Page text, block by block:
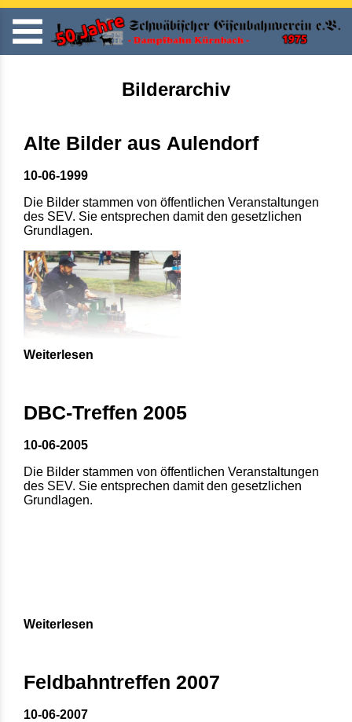
Bilderarchiv
Alte Bilder aus Aulendorf
10-06-1999
Die Bilder stammen von öffentlichen Veranstaltungen
des SEV. Sie entsprechen damit den gesetzlichen
Grundlagen.
Weiterlesen
DBC-Treffen 2005
10-06-2005
Die Bilder stammen von öffentlichen Veranstaltungen
des SEV. Sie entsprechen damit den gesetzlichen
Grundlagen.
Weiterlesen
Feldbahntreffen 2007
10-06-2007